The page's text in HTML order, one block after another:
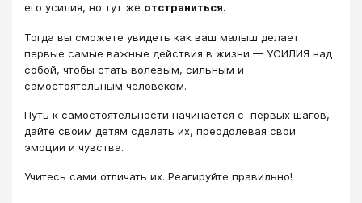
его усилия, но тут же отстраниться.
Тогда вы сможете увидеть как ваш малыш делает
первые самые важные действия в жизни — УСИЛИЯ над
собой, чтобы стать волевым, сильным и
самостоятельным человеком.
Путь к самостоятельности начинается с первых шагов,
дайте своим детям сделать их, преодолевая свои
эмоции и чувства.
Учитесь сами отличать их. Реагируйте правильно!